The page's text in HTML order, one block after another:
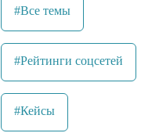
#Все темы
#Рейтинги соцсетей
#Кейсы